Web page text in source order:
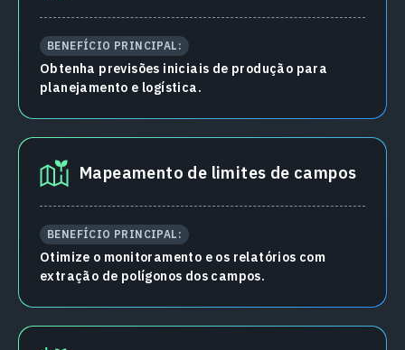
BENEFÍCIO PRINCIPAL:
Obtenha previsões iniciais de produção para
planejamento e logística.
Mapeamento de limites de campos
BENEFÍCIO PRINCIPAL:
Otimize o monitoramento e os relatórios com
extração de polígonos dos campos.